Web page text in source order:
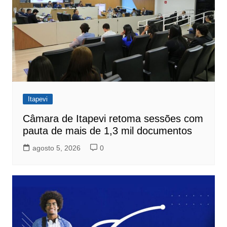
Itapevi
Câmara de Itapevi retoma sessões com
pauta de mais de 1,3 mil documentos
agosto 5, 2026 0